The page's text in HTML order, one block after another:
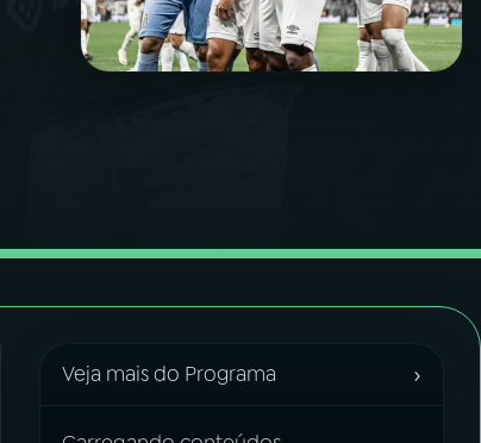
Veja mais do Programa ›